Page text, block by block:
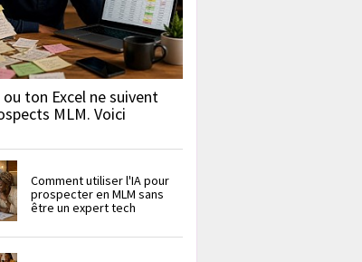
ton Excel ne suivent
MLM. Voici
Comment utiliser l'IA pour
prospecter en MLM sans
être un expert tech